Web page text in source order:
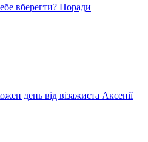
вберегти? Поради
день від візажиста Аксенії